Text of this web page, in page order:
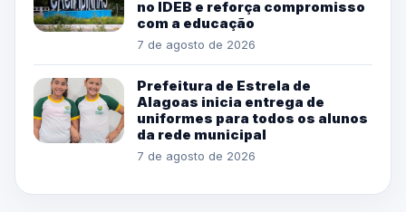
no IDEB e reforça compromisso
com a educação
7 de agosto de 2026
Prefeitura de Estrela de
Alagoas inicia entrega de
uniformes para todos os alunos
da rede municipal
7 de agosto de 2026